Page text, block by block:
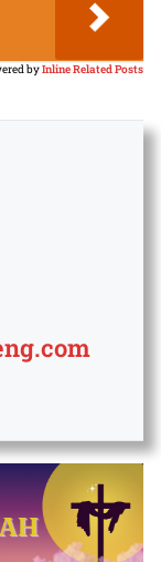
byInline Related Posts